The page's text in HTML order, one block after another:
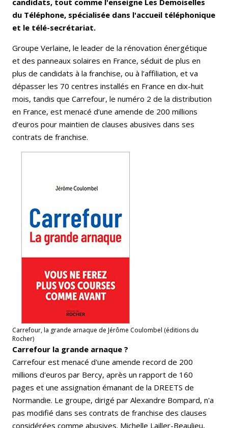
du Téléphone, spécialisée dans l'accueil téléphonique
et le télé-secrétariat.
Groupe Verlaine, le leader de la rénovation énergétique
et des panneaux solaires en France, séduit de plus en
plus de candidats à la franchise, ou à l’affiliation, et va
dépasser les 70 centres installés en France en dix-huit
mois, tandis que Carrefour, le numéro 2 de la distribution
en France, est menacé d’une amende de 200 millions
d’euros pour maintien de clauses abusives dans ses
contrats de franchise.
Carrefour, la grande arnaque de Jérôme Coulombel (éditions du
Rocher)
Carrefour la grande arnaque ?
Carrefour est menacé d'une amende record de 200
millions d'euros par Bercy, après un rapport de 160
pages et une assignation émanant de la DREETS de
Normandie. Le groupe, dirigé par Alexandre Bompard, n'a
pas modifié dans ses contrats de franchise des clauses
considérées comme abusives. Michelle Lailler-Beaulieu,